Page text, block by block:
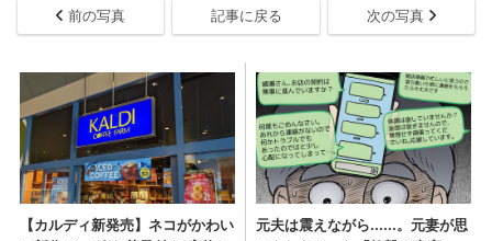
前の写真 記事に戻る 次の写真